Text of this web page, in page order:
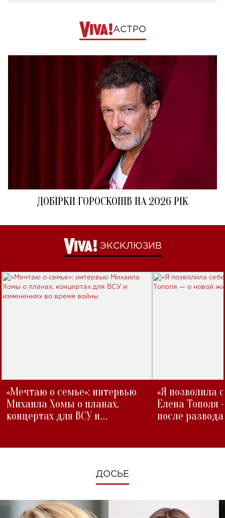
АСТРО
ДОБІРКИ ГОРОСКОПІВ НА 2026 РІК
ЭКСКЛЮЗИВ
«Мечтаю о семье»: интервью
Михаила Хомы о планах,
концертах для ВСУ и
«Я позволила
Елена Тополя
после развода
ДОСЬЕ